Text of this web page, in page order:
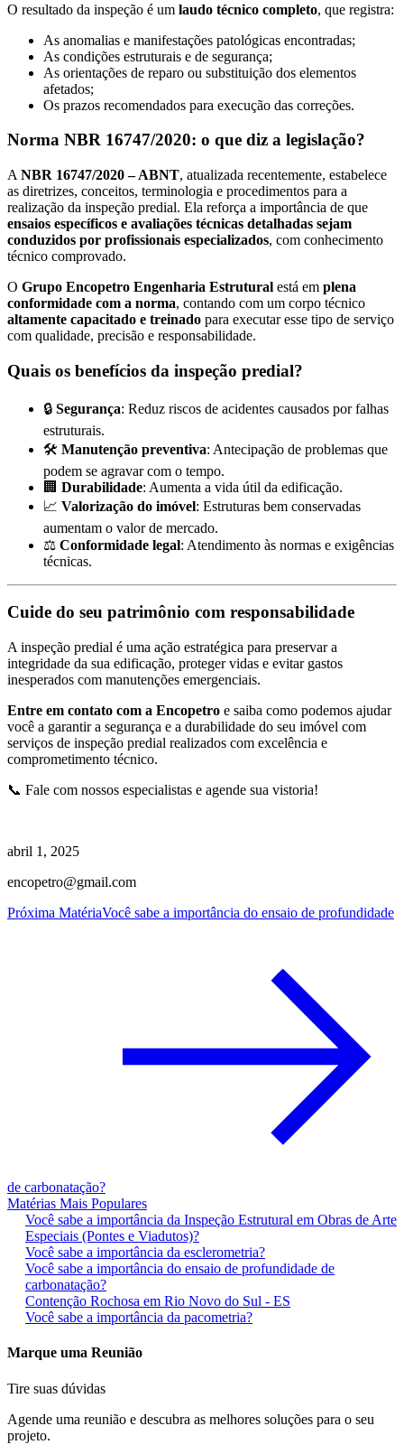
O resultado da inspeção é um laudo técnico completo, que registra:
As anomalias e manifestações patológicas encontradas;
As condições estruturais e de segurança;
As orientações de reparo ou substituição dos elementos
afetados;
Os prazos recomendados para execução das correções.
Norma NBR 16747/2020: o que diz a legislação?
A NBR 16747/2020 – ABNT, atualizada recentemente, estabelece
as diretrizes, conceitos, terminologia e procedimentos para a
realização da inspeção predial. Ela reforça a importância de que
ensaios específicos e avaliações técnicas detalhadas sejam
conduzidos por profissionais especializados, com conhecimento
técnico comprovado.
O Grupo Encopetro Engenharia Estrutural está em plena
conformidade com a norma, contando com um corpo técnico
altamente capacitado e treinado para executar esse tipo de serviço
com qualidade, precisão e responsabilidade.
Quais os benefícios da inspeção predial?
🔒 Segurança: Reduz riscos de acidentes causados por falhas
estruturais.
🛠️ Manutenção preventiva: Antecipação de problemas que
podem se agravar com o tempo.
🏢 Durabilidade: Aumenta a vida útil da edificação.
📈 Valorização do imóvel: Estruturas bem conservadas
aumentam o valor de mercado.
⚖️ Conformidade legal: Atendimento às normas e exigências
técnicas.
Cuide do seu patrimônio com responsabilidade
A inspeção predial é uma ação estratégica para preservar a
integridade da sua edificação, proteger vidas e evitar gastos
inesperados com manutenções emergenciais.
Entre em contato com a Encopetro e saiba como podemos ajudar
você a garantir a segurança e a durabilidade do seu imóvel com
serviços de inspeção predial realizados com excelência e
comprometimento técnico.
📞 Fale com nossos especialistas e agende sua vistoria!
abril 1, 2025
encopetro@gmail.com
Próxima MatériaVocê sabe a importância do ensaio de profundidade
de carbonatação?
Matérias Mais Populares
Você sabe a importância da Inspeção Estrutural em Obras de Arte
Especiais (Pontes e Viadutos)?
Você sabe a importância da esclerometria?
Você sabe a importância do ensaio de profundidade de
carbonatação?
Contenção Rochosa em Rio Novo do Sul - ES
Você sabe a importância da pacometria?
Marque uma Reunião
Tire suas dúvidas
Agende uma reunião e descubra as melhores soluções para o seu
projeto.